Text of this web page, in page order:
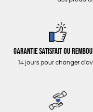
Garantie satisfait ou
14 jours pour changer